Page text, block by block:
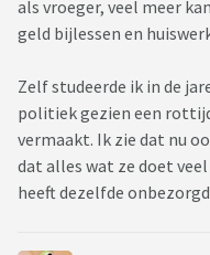
als vroeger, veel meer
geld bijlessen en
Zelf studeerde ik in de
politiek gezien een
vermaakt. Ik zie dat nu
dat alles wat ze doet
heeft dezelfde